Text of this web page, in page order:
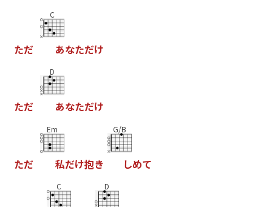
ただ
C
あなただけ
ただ
D
あなただけ
ただ
Em
私だけ抱き
G/B
しめて
C D